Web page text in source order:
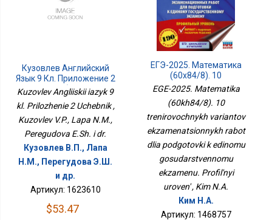
Кузовлев Английский
Язык 9 Кл. Приложение 2
Учебник
Kuzovlev Angliiskii iazyk 9
kl. Prilozhenie 2 Uchebnik ,
Kuzovlev V.P., Lapa N.M.,
Peregudova E.Sh. i dr.
Кузовлев В.П., Лапа
Н.М., Перегудова Э.Ш.
и др.
Артикул: 1623610
$53.47
ЕГЭ-2025. Математика
(60х84/8). 10
Тренировочных
Экзаменационных
Работ Для Подготовки К
Единому
Государственному
Экзамену. Профильный
Уровень
EGE-2025. Matematika
(60kh84/8). 10
trenirovochnykh variantov
ekzamenatsionnykh rabot
dlia podgotovki k edinomu
gosudarstvennomu
ekzamenu. Profil'nyi
uroven' , Kim N.A.
Ким Н.А.
Артикул: 1468757